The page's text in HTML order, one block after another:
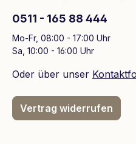
0511 - 165 88 444
Mo-Fr, 08:00 - 17:00 Uhr
Sa, 10:00 - 16:00 Uhr
Oder über unser
Vertrag widerrufen